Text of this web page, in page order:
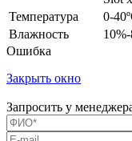
Температура
0-
Влажность
Ошибка
Закрыть окно
Запросить у